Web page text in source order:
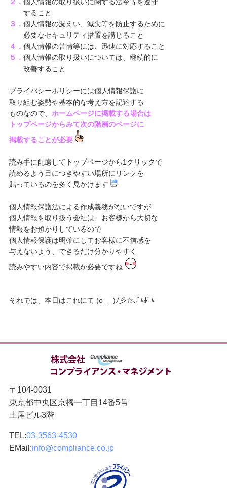
すること
３． 個人情報の漏えい、滅失等を防止するために
必要なセキュリティ措置を講じること
４． 個人情報の苦情等には、迅速に対応すること
５． 個人情報の取り扱いについては、継続的に
改善すること
プライバシーポリシーには個人情報保護に
取り組む姿勢や基本的な考え方を記述する
ものなので、 ホームページに掲載する場合は
トップページからみて次の階層のページに
掲載することが必要
読み手に配慮してトップページから1クリックで
読めるよう目につきやすい場所にリンクを
貼っているのを多く見かけます
個人情報保護法による作成義務がないですが
個人情報を取り扱う会社は、お客様から大切な
情報をお預かりしているので
個人情報保護は明確にしてお客様に不信感を
与えないよう、できるだけ分かりやすく
読みやすい内容で掲載が必要ですね
それでは、本日はこれにて (o_ _)ﾉ彡☆ﾎﾟﾑﾎﾟﾑ
〒104-0031
東京都中央区京橋一丁目14番5号
土屋ビル3階
TEL:03-3563-4530
EMail:info@compliance.co.jp